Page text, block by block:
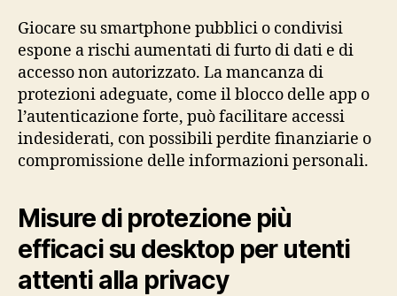
Giocare su smartphone pubblici o condivisi
espone a rischi aumentati di furto di dati e di
accesso non autorizzato. La mancanza di
protezioni adeguate, come il blocco delle app o
l’autenticazione forte, può facilitare accessi
indesiderati, con possibili perdite finanziarie o
compromissione delle informazioni personali.
Misure di protezione più
efficaci su desktop per utenti
attenti alla privacy